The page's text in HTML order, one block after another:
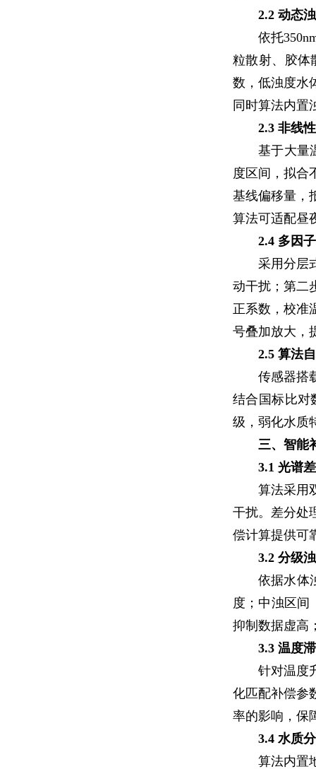
2.2 动态
依托
粒散射、胶体
数，低浊度水
同时算法内置
2.3 非线
基于大量
度区间，拟合
基线偏移量，
算法可适配昼
2.4 多因
采用分层
动干扰；第二
正系数，校准
号叠加放大，
2.5 算法
传感器搭
结合国标比对
级，弱化水质
三、智能
3.1 光谱
算法采用
干扰。差分处
偿计算提供可
3.2 分级
依据水体
度；中浊区间
抑制数据虚高
3.3 温度
针对温度
化匹配补偿参
率的影响，保
3.4 水质
算法内置